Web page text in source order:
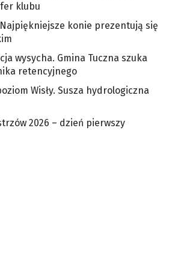
klubu
konie prezentują się
wysycha. Gmina Tuczna szuka
retencyjnego
Wisły. Susza hydrologiczna
2026 – dzień pierwszy